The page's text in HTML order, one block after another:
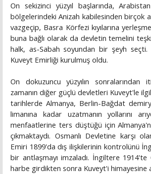
On sekizinci yüzyıl başlarında, Arabistan
bölgelerindeki Anizah kabilesinden birçok
vazgeçip, Basra Körfezi kıyılarına
buna bağlı olarak da devletin temelini
halk, as-Sabah soyundan bir şeyh seçti.
Kuveyt Emirliği kurulmuş oldu.
On dokuzuncu yüzyılın sonralarından
zamanın diğer güçlü devletleri Kuveyt'le
tarihlerde Almanya, Berlin-Bağdat
limanına kadar uzatmanın yollarını
menfaatlerine ters düştüğü için
çıkmaktaydı. Osmanlı Devletine karşı
Emiri 1899'da dış ilişkilerinin kontrolünü
bir antlaşmayı imzaladı. İngiltere 1914'te
harbe girdikten sonra Kuveyt'i himayesine